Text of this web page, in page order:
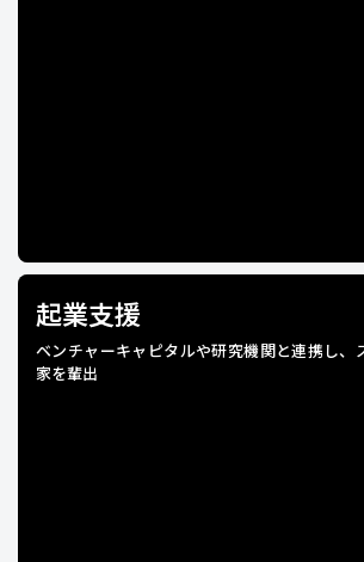
起業支援
ベンチャーキャピタルや研究機関と連携し、
家を輩出